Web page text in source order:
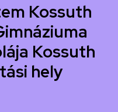
Kossuth
Kossuth
hely